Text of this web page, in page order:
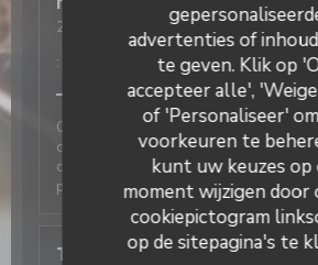
advertenties of
te geven. Klik op
accepteer alle',
of 'Personaliseer'
voorkeuren te
kunt uw keuzes op
moment wijzigen door
cookiepictogram
op de sitepagina's te
2026-07-06
- 20:00 - Gasten 2
/5 Atmosfeer:3/5 Keuken:2
:
Cette note est liée au fait que nous
choix de quitter le restaurant avant
car nous avons aperçu une souris
peux pas évaluer le reste.
Tiffany
F